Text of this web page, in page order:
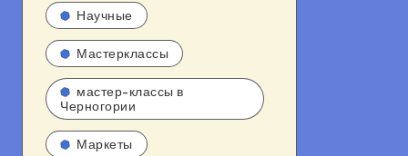
Научные
Мастерклассы
мастер-классы в
Черногории
Маркеты